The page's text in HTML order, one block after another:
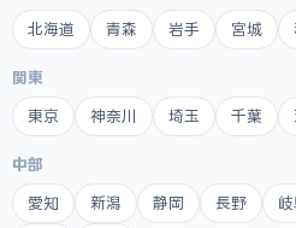
北海道 青森 岩手 宮城
関東
東京 神奈川 埼玉 千葉
中部
愛知 新潟 静岡 長野